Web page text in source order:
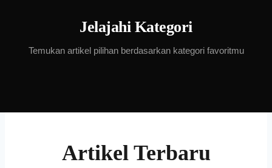
Jelajahi Kategori
Temukan artikel pilihan berdasarkan kategori favoritmu
Artikel Terbaru